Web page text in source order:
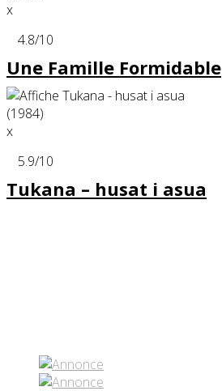
x
4.8/10
Une Famille Formidable
x
5.9/10
Tukana – husat i asua